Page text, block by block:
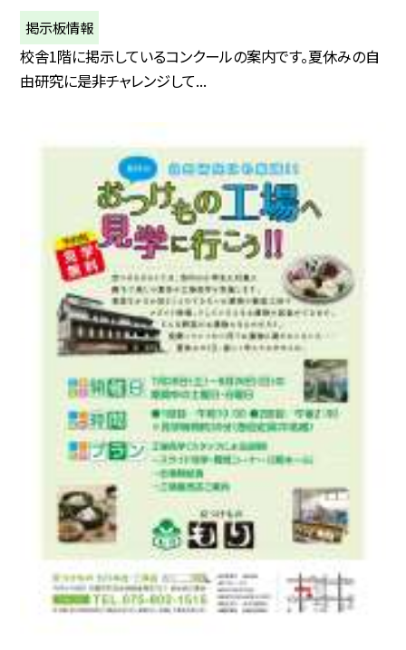
掲示板情報
校舎1階に掲示しているコンクールの案内です。夏休みの自
由研究に是非チャレンジして...